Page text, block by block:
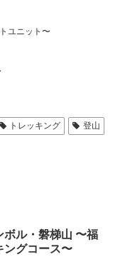
ユニット〜
トレッキング
登山
ボル・磐梯山 〜福
ングコース〜